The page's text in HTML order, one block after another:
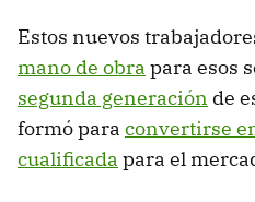
Estos nuevos
mano de obra para esos
segunda generación de
formó para convertirse
cualificada para el